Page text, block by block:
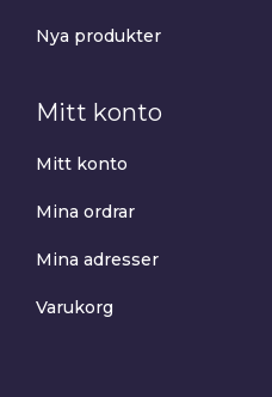
Nya produkter
Mitt konto
Mitt konto
Mina ordrar
Mina adresser
Varukorg